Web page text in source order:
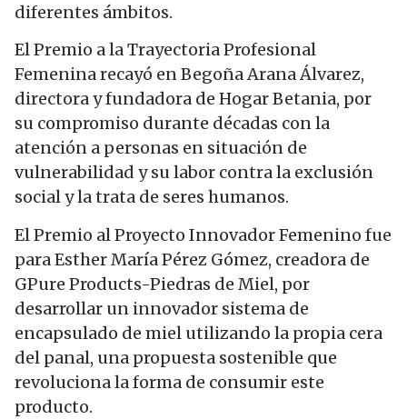
diferentes ámbitos.
El Premio a la Trayectoria Profesional
Femenina recayó en Begoña Arana Álvarez,
directora y fundadora de Hogar Betania, por
su compromiso durante décadas con la
atención a personas en situación de
vulnerabilidad y su labor contra la exclusión
social y la trata de seres humanos.
El Premio al Proyecto Innovador Femenino fue
para Esther María Pérez Gómez, creadora de
GPure Products-Piedras de Miel, por
desarrollar un innovador sistema de
encapsulado de miel utilizando la propia cera
del panal, una propuesta sostenible que
revoluciona la forma de consumir este
producto.